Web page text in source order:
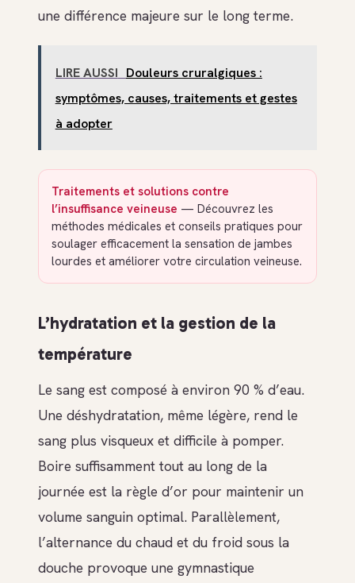
une différence majeure sur le long terme.
LIRE AUSSI Douleurs cruralgiques :
symptômes, causes, traitements et gestes
à adopter
Traitements et solutions contre
l’insuffisance veineuse — Découvrez les
méthodes médicales et conseils pratiques pour
soulager efficacement la sensation de jambes
lourdes et améliorer votre circulation veineuse.
L’hydratation et la gestion de la
température
Le sang est composé à environ 90 % d’eau.
Une déshydratation, même légère, rend le
sang plus visqueux et difficile à pomper.
Boire suffisamment tout au long de la
journée est la règle d’or pour maintenir un
volume sanguin optimal. Parallèlement,
l’alternance du chaud et du froid sous la
douche provoque une gymnastique